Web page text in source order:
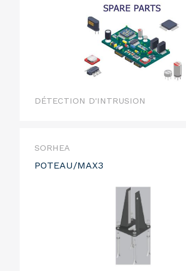
DÉTECTION D'INTRUSION
SORHEA
POTEAU/MAX3